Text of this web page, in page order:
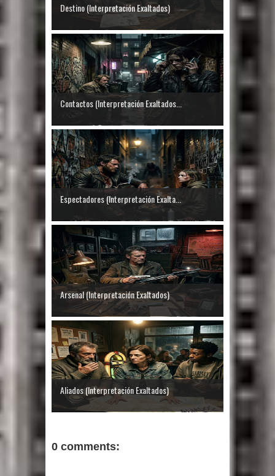
Destino (Interpretación Exaltados)
Contactos (Interpretación Exaltados...
Espectadores (Interpretación Exalta...
Arsenal (Interpretación Exaltados)
Aliados (Interpretación Exaltados)
0 comments: